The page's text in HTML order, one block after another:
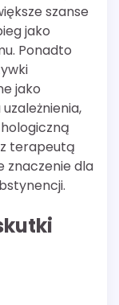
szanse
jako
Ponadto
jako
terapeutą
znaczenie dla